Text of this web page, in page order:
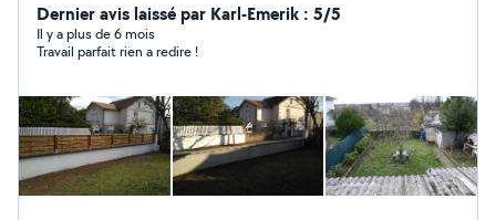
sur le site. Cordialement, Monsieur Judd.
Dernier avis laissé par Karl-Emerik : 5/5
Il y a plus de 6 mois
Travail parfait rien a redire !